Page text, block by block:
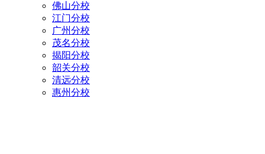
佛山分校
江门分校
广州分校
茂名分校
揭阳分校
韶关分校
清远分校
惠州分校